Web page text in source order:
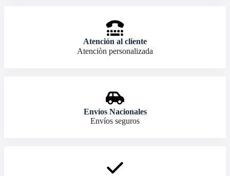
Atención al cliente
Atenciòn personalizada
Envíos Nacionales
Envíos seguros